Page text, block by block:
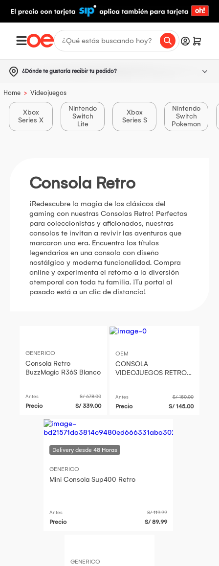
¿Dónde te gustaría recibir tu pedido?
Home > Videojuegos
Xbox
Series X
Nintendo
Switch
Lite
Xbox
Series S
Nintendo
Switch
Pokemon
Consola Retro
¡Redescubre la magia de los clásicos del
gaming con nuestras Consolas Retro! Perfectas
para coleccionistas y aficionados, nuestras
consolas te invitan a revivir las aventuras que
marcaron una era. Encuentra los títulos
legendarios en una consola con diseño
nostálgico y moderna funcionalidad. Compra
online y experimenta el retorno a la diversión
atemporal con toda tu familia. ¡Tu portal al
pasado está a un clic de distancia!
GENERICO
Consola Retro
BuzzMagic R36S Blanco
Antes S/ 678.00
Precio S/ 339.00
OEM
CONSOLA
VIDEOJUEGOS RETRO
Antes S/ 150.00
Precio S/ 145.00
GENERICO
Mini Consola Sup400 Retro
Antes S/ 119.99
Precio S/ 89.99
GENERICO